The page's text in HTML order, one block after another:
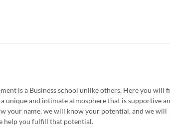
is a Business school unlike others. Here you will
unique and intimate atmosphere that is supportive
your name, we will know your potential, and we will
help you fulfill that potential.